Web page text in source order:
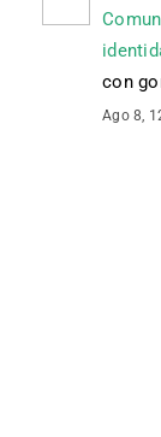
con
Ago 8,